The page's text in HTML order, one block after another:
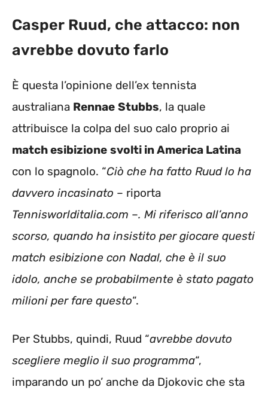
Casper Ruud, che attacco: non
avrebbe dovuto farlo
È questa l’opinione dell’ex tennista
australiana Rennae Stubbs, la quale
attribuisce la colpa del suo calo proprio ai
match esibizione svolti in America Latina
con lo spagnolo. “Ciò che ha fatto Ruud lo ha
davvero incasinato – riporta
Tennisworlditalia.com –. Mi riferisco all’anno
scorso, quando ha insistito per giocare questi
match esibizione con Nadal, che è il suo
idolo, anche se probabilmente è stato pagato
milioni per fare questo“.
Per Stubbs, quindi, Ruud “avrebbe dovuto
scegliere meglio il suo programma“,
imparando un po’ anche da Djokovic che sta